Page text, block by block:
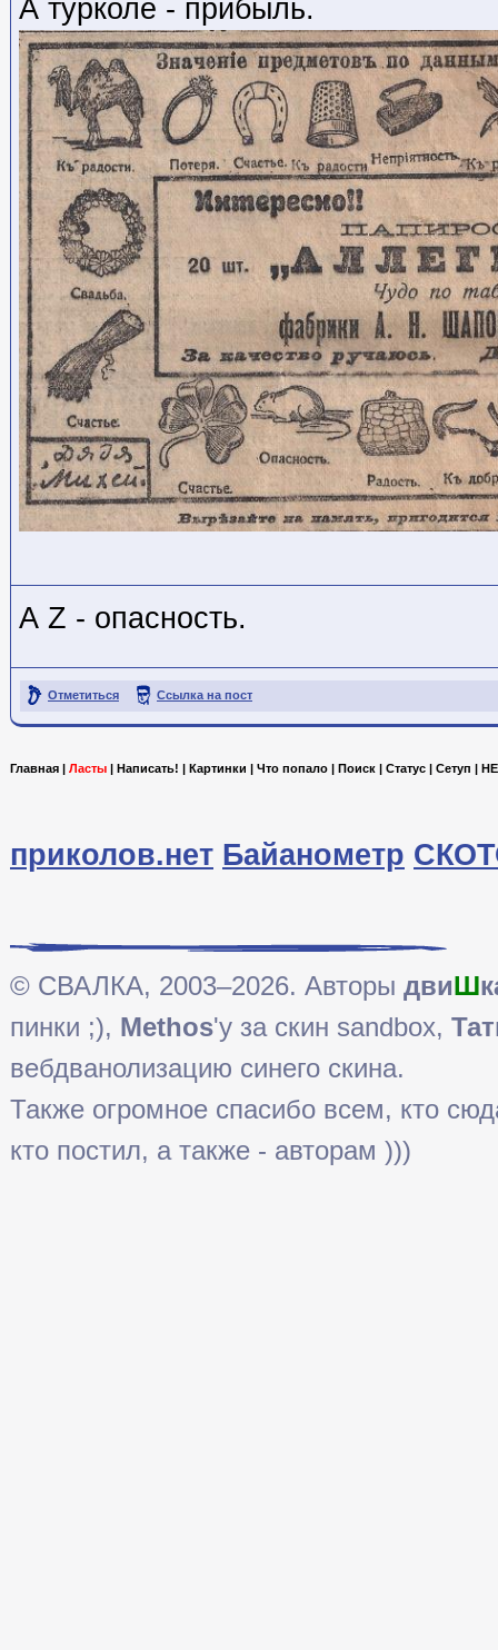
А турколе - прибыль.
А Z - опасность.
Отметиться Ссылка на пост
Главная | Ласты | Написать! | Картинки | Что попало | Поиск | Статус | Сетуп |
приколов.нет Байанометр
© СВАЛКА, 2003–2026. Авторы двиШ
пинки ;), Methos'у за скин sandbox,
вебдванолизацию синего скина.
Также огромное спасибо всем, кто
кто постил, а также - авторам )))